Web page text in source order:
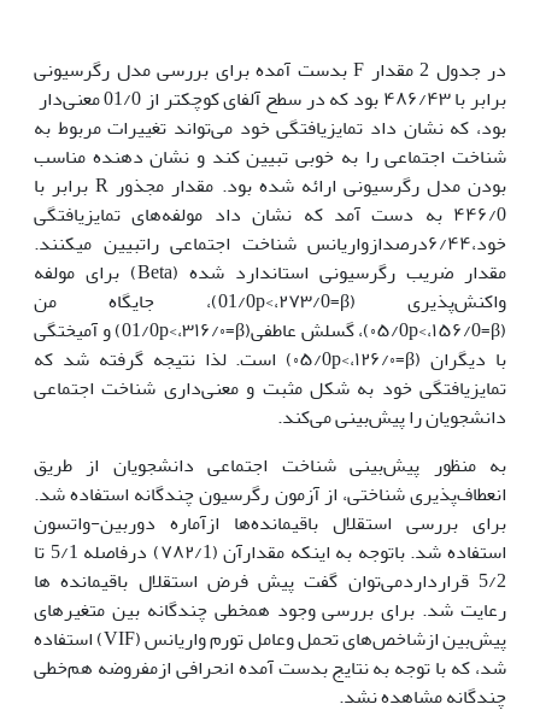
در جدول 2 مقدار F بدست آمده برای بررسی مدل رگرسیونی
برابر با ۴۸۶/۴۳ بود که در سطح آلفای کوچکتر از 01/0 معنی‌دار
بود، که نشان داد تمایزیافتگی خود می‌تواند تغییرات مربوط به
شناخت اجتماعی را به خوبی تبیین کند و نشان دهنده مناسب
بودن مدل رگرسیونی ارائه شده بود. مقدار مجذور R برابر با
۴۴۶/0 به دست آمد که نشان داد مولفه‌های تمایزیافتگی
خود،۶/۴۴درصدازواریانس شناخت اجتماعی راتبیین می­کنند.
مقدار ضریب رگرسیونی استاندارد شده (Beta) برای مولفه
واکنش‌پذیری (01/0p<،۲۷۳/0=β)، جایگاه من
(۰۵/0p<،۱۵۶/0=β)، گسلش عاطفی(01/0p<،۳۱۶/۰=β) و آمیختگی
با دیگران (۰۵/0p<،۱۲۶/۰=β) است. لذا نتیجه گرفته شد که
تمایزیافتگی خود به‌ شکل مثبت و معنی‌داری شناخت اجتماعی
دانشجویان را پیش‌بینی می‌کند.
به منظور پیش‌بینی شناخت اجتماعی دانشجویان از طریق
انعطاف‌پذیری شناختی، از آزمون رگرسیون چندگانه استفاده شد.
برای بررسی استقلال باقیمانده‌ها ازآماره دوربین-واتسون
استفاده شد. باتوجه به اینکه مقدارآن (۷۸۲/1) درفاصله 5/1 تا
5/2 قرارداردمی‌توان گفت پیش فرض استقلال باقیمانده‌ ها
رعایت شد. برای بررسی وجود همخطی چندگانه بین متغیرهای
پیش‌بین ازشاخص‌های تحمل وعامل تورم واریانس (VIF) استفاده
شد، که با توجه به نتایج بدست آمده انحرافی ازمفروضه هم‌خطی
چندگانه مشاهده نشد.